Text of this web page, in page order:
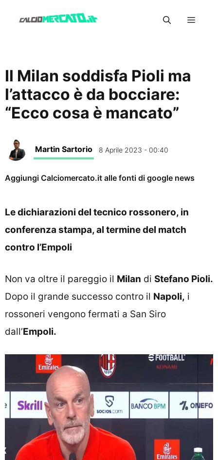
Menu
Il Milan soddisfa Pioli ma
l’attacco è da bocciare:
“Ecco cosa è mancato”
Martin Sartorio 8 Aprile 2023 - 00:40
Aggiungi Calciomercato.it alle fonti di google news
Le dichiarazioni del tecnico rossonero, in
conferenza stampa, al termine del match
contro l’Empoli
Non va oltre il pareggio il Milan di Stefano Pioli.
Dopo il grande successo contro il Napoli, i
rossoneri vengono fermati a San Siro
dall’Empoli.